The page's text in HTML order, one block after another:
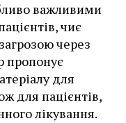
важливими
чиє
через
пропонує
для
для пацієнтів,
лікування.